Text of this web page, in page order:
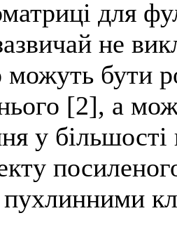
для
не
можуть бути
[2], а
у
пухлинними